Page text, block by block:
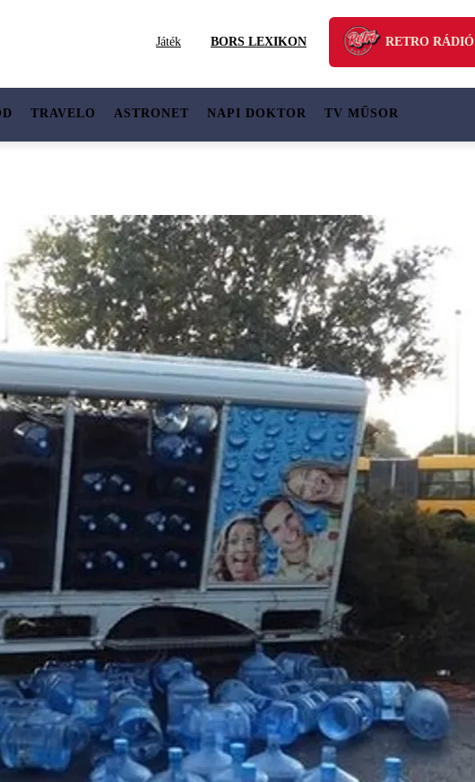
Játék BORS LEXIKON RETRO RÁDIÓ
TRAVELO ASTRONET NAPI DOKTOR TV MŰSOR